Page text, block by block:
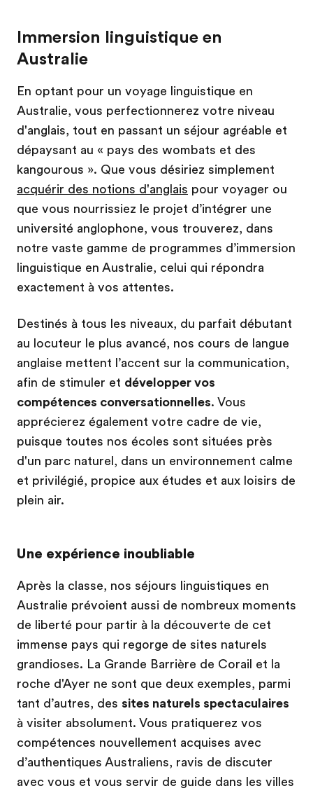
Immersion linguistique en
Australie
En optant pour un voyage linguistique en
Australie, vous perfectionnerez votre niveau
d'anglais, tout en passant un séjour agréable et
dépaysant au « pays des wombats et des
kangourous ». Que vous désiriez simplement
acquérir des notions d'anglais pour voyager ou
que vous nourrissiez le projet d’intégrer une
université anglophone, vous trouverez, dans
notre vaste gamme de programmes d’immersion
linguistique en Australie, celui qui répondra
exactement à vos attentes.
Destinés à tous les niveaux, du parfait débutant
au locuteur le plus avancé, nos cours de langue
anglaise mettent l’accent sur la communication,
afin de stimuler et développer vos
compétences conversationnelles. Vous
apprécierez également votre cadre de vie,
puisque toutes nos écoles sont situées près
d'un parc naturel, dans un environnement calme
et privilégié, propice aux études et aux loisirs de
plein air.
Une expérience inoubliable
Après la classe, nos séjours linguistiques en
Australie prévoient aussi de nombreux moments
de liberté pour partir à la découverte de cet
immense pays qui regorge de sites naturels
grandioses. La Grande Barrière de Corail et la
roche d'Ayer ne sont que deux exemples, parmi
tant d’autres, des sites naturels spectaculaires
à visiter absolument. Vous pratiquerez vos
compétences nouvellement acquises avec
d’authentiques Australiens, ravis de discuter
avec vous et vous servir de guide dans les villes